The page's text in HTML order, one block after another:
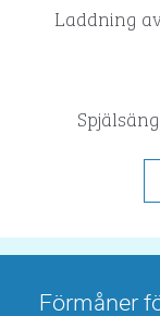
Laddning
Förmåner